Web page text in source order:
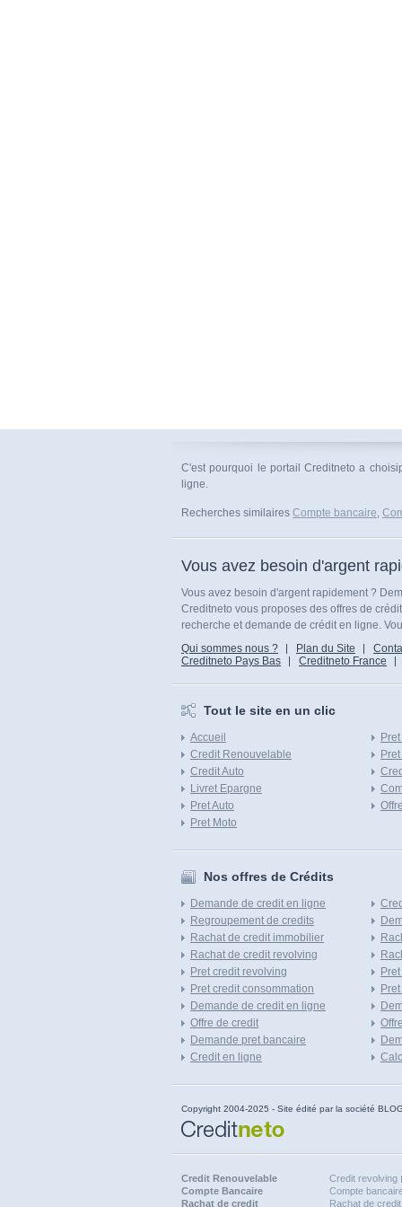
C'est pourquoi le portail Creditneto a
ligne.
Recherches similaires Compte bancaire,
Vous avez besoin d'argent
Vous avez besoin d'argent rapidement ?
Creditneto vous proposes des offres de
recherche et demande de crédit en ligne.
Qui sommes nous ?
Plan du Site
Creditneto Pays Bas
Creditneto France
Tout le site en un clic
Accueil
Credit Renouvelable
Credit Auto
Livret Epargne
Pret Auto
Pret Moto
Nos offres de Crédits
Demande de credit en ligne
Regroupement de credits
Rachat de credit immobilier
Rachat de credit revolving
Pret credit revolving
Pret credit consommation
Demande de credit en ligne
Offre de credit
Demande pret bancaire
Credit en ligne
Copyright 2004-2025 - Site édité par la société
Credit Renouvelable
Credit revolving
Compte Bancaire
Compte
Rachat de credit
Rachat de credit